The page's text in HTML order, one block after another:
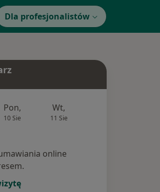
Dla profesjonalistów
Pon,
10 Sie
Wt,
11 Sie
online